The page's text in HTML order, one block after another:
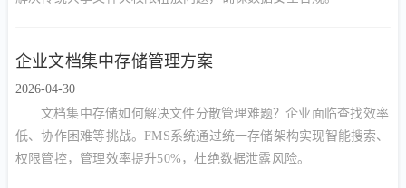
企业文档集中存储管理方案
2026-04-30
文档集中存储如何解决文件分散管理难题？企业面临查找效率
低、协作困难等挑战。FMS系统通过统一存储架构实现智能搜索、
权限管控，管理效率提升50%，杜绝数据泄露风险。